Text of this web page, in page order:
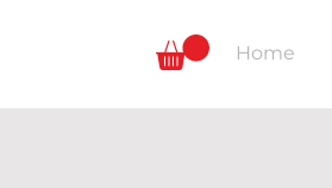
Home